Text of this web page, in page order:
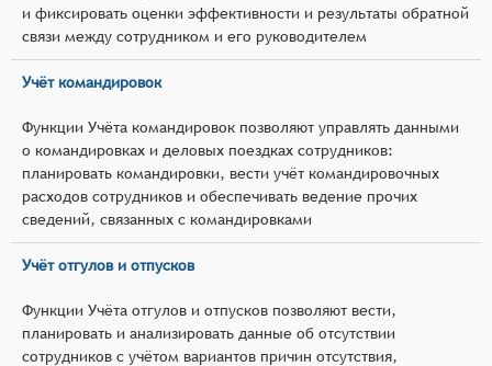
и фиксировать оценки эффективности и результаты обратной
связи между сотрудником и его руководителем
Учёт командировок
Функции Учёта командировок позволяют управлять данными
о командировках и деловых поездках сотрудников:
планировать командировки, вести учёт командировочных
расходов сотрудников и обеспечивать ведение прочих
сведений, связанных с командировками
Учёт отгулов и отпусков
Функции Учёта отгулов и отпусков позволяют вести,
планировать и анализировать данные об отсутствии
сотрудников с учётом вариантов причин отсутствия,